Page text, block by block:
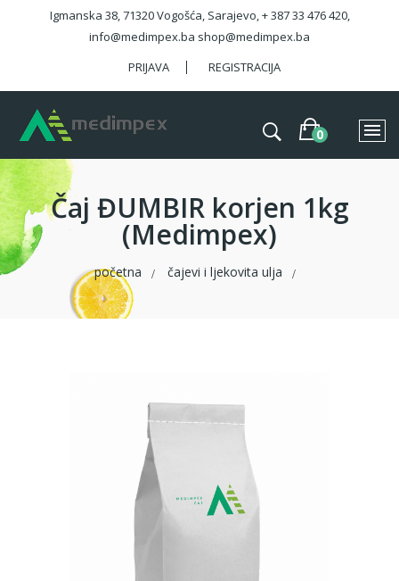
Igmanska 38, 71320 Vogošća, Sarajevo, + 387 33 476 420,
info@medimpex.ba shop@medimpex.ba
PRIJAVA
REGISTRACIJA
Čaj ĐUMBIR korjen 1kg
(Medimpex)
početna čajevi i ljekovita ulja